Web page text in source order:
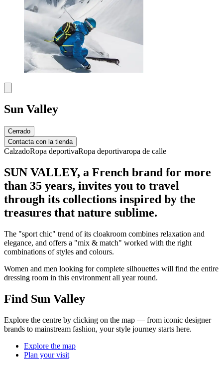
Sun Valley
Cerrado
Contacta con la tienda
CalzadoRopa deportivaRopa deportivaropa de calle
SUN VALLEY, a French brand for more
than 35 years, invites you to travel
through its collections inspired by the
treasures that nature sublime.
The "sport chic" trend of its cloakroom combines relaxation and
elegance, and offers a "mix & match" worked with the right
combinations of styles and colours.
Women and men looking for complete silhouettes will find the entire
dressing room in this environment all year round.
Find Sun Valley
Explore the centre by clicking on the map — from iconic designer
brands to mainstream fashion, your style journey starts here.
Explore the map
Plan your visit